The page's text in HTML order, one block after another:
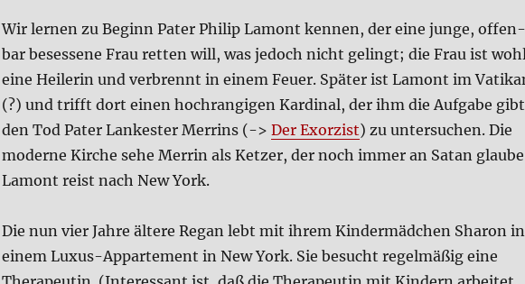
Wir ler­nen zu Beginn Pater Phil­ip Lamont ken­nen, der eine jun­ge, offen­
bar beses­se­ne Frau ret­ten will, was jedoch nicht gelingt; die Frau ist
eine Hei­le­rin und ver­brennt in einem Feu­er. Spä­ter ist Lamont im
(?) und trifft dort einen hoch­ran­gi­gen Kar­di­nal, der ihm die Auf­ga­be
den Tod Pater Lan­ke­ster Merrins (-> Der Exor­zist) zu unter­su­chen. Die
moder­ne Kir­che sehe Mer­rin als Ket­zer, der noch immer an Satan
Lamont reist nach New York.
Die nun vier Jah­re älte­re Regan lebt mit ihrem Kin­der­mäd­chen Sharon in
einem Luxus-Appar­te­ment in New York. Sie besucht regel­mä­ßig eine